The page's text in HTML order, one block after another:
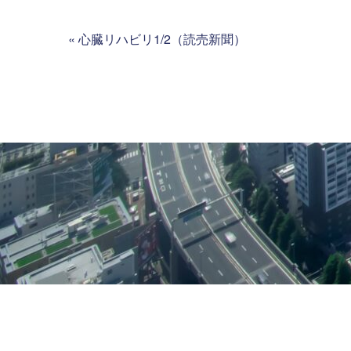
« 心臓リハビリ1/2（読売新聞）